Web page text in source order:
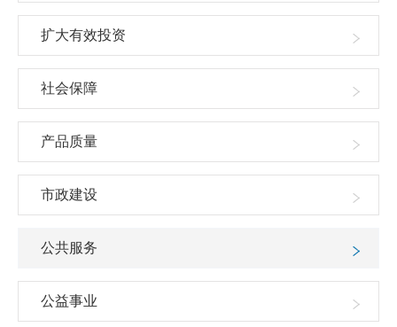
扩大有效投资
社会保障
产品质量
市政建设
公共服务
公益事业